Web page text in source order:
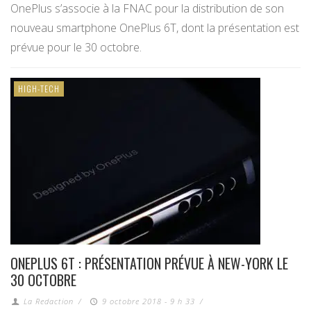
OnePlus s’associe à la FNAC pour la distribution de son
nouveau smartphone OnePlus 6T, dont la présentation est
prévue pour le 30 octobre.
HIGH-TECH
ONEPLUS 6T : PRÉSENTATION PRÉVUE À NEW-YORK LE
30 OCTOBRE
La Redaction / 9 octobre 2018 - 9 h 33 /